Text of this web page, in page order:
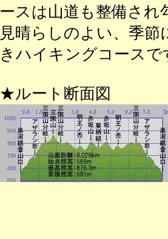
ースは山道も整備さ
見晴らしのよい、季
きハイキングコースで
★ルート断面図